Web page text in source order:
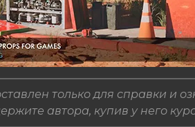
только для справки и
автора, купив у него